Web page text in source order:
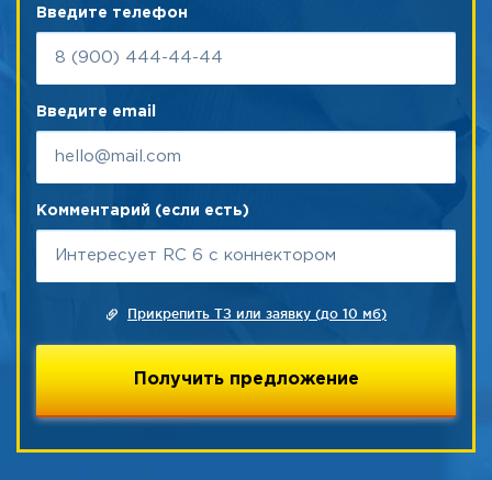
Введите телефон
Введите email
Комментарий (если есть)
Прикрепить ТЗ или заявку (до 10 мб)